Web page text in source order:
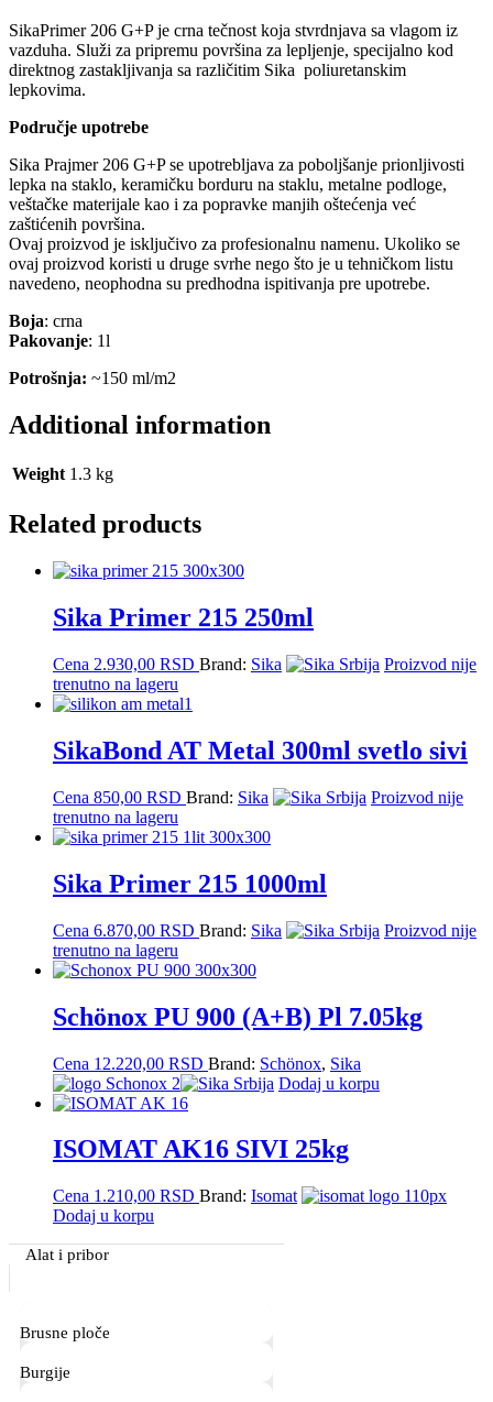
SikaPrimer 206 G+P je crna tečnost koja stvrdnjava sa vlagom iz
vazduha. Služi za pripremu površina za lepljenje, specijalno kod
direktnog zastakljivanja sa različitim Sika poliuretanskim
lepkovima.
Područje upotrebe
Sika Prajmer 206 G+P se upotrebljava za poboljšanje prionljivosti
lepka na staklo, keramičku borduru na staklu, metalne podloge,
veštačke materijale kao i za popravke manjih oštećenja već
zaštićenih površina.
Ovaj proizvod je isključivo za profesionalnu namenu. Ukoliko se
ovaj proizvod koristi u druge svrhe nego što je u tehničkom listu
navedeno, neophodna su predhodna ispitivanja pre upotrebe.
Boja: crna
Pakovanje: 1l
Potrošnja: ~150 ml/m2
Additional information
Weight 1.3 kg
Related products
Sika Primer 215 250ml
Cena 2.930,00 RSD Brand: Sika
Proizvod nije
trenutno na lageru
SikaBond AT Metal 300ml svetlo sivi
Cena 850,00 RSD Brand: Sika
Proizvod nije
trenutno na lageru
Sika Primer 215 1000ml
Cena 6.870,00 RSD Brand: Sika
Proizvod nije
trenutno na lageru
Schönox PU 900 (A+B) Pl 7.05kg
Cena 12.220,00 RSD Brand: Schönox, Sika
Dodaj u korpu
ISOMAT AK16 SIVI 25kg
Cena 1.210,00 RSD Brand: Isomat
Dodaj u korpu
Primary
Sidebar
Alat i pribor
Brusne ploče
Burgije